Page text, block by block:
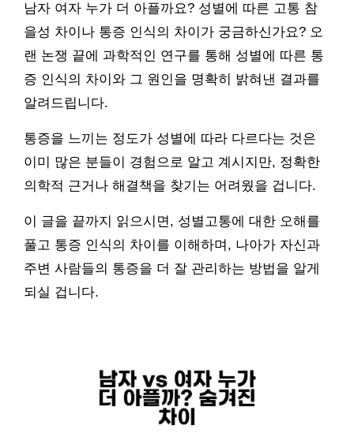
남자 여자 누가 더 아플까요? 성별에 따른 고통 참
을성 차이나 통증 인식의 차이가 궁금하신가요? 오
랜 논쟁 끝에 과학적인 연구를 통해 성별에 따른 통
증 인식의 차이와 그 원인을 명확히 밝혀낸 결과를
알려드립니다.
통증을 느끼는 정도가 성별에 따라 다르다는 것은
이미 많은 분들이 경험으로 알고 계시지만, 정확한
의학적 근거나 해결책을 찾기는 어려웠을 겁니다.
이 글을 끝까지 읽으시면, 성별고통에 대한 오해를
풀고 통증 인식의 차이를 이해하며, 나아가 자신과
주변 사람들의 통증을 더 잘 관리하는 방법을 알게
되실 겁니다.